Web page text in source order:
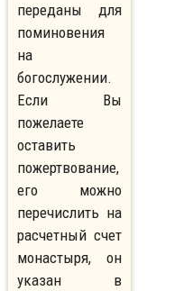
переданы для
поминовения
на
богослужении.
Если Вы
пожелаете
оставить
пожертвование,
его можно
перечислить на
расчетный счет
монастыря, он
указан в